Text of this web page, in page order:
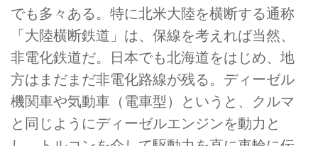
でも多々ある。特に北米大陸を横断する通称
「大陸横断鉄道」は、保線を考えれば当然、
非電化鉄道だ。日本でも北海道をはじめ、地
方はまだまだ非電化路線が残る。ディーゼル
機関車や気動車（電車型）というと、クルマ
と同じようにディーゼルエンジンを動力と